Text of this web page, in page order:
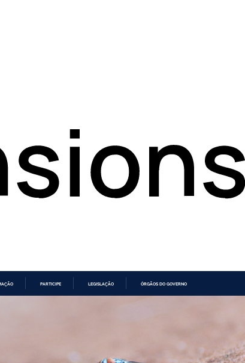
PARTICIPE LEGISLAÇÃO ÓRGÃOS DO GOVERNO